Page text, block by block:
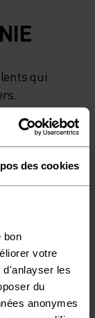
des cookies
bon
votre
les
du
anonymes
qui